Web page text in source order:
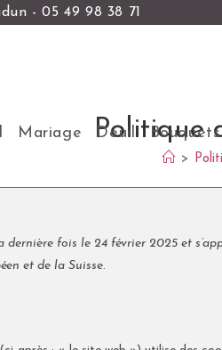
- 05 49 98 38 71
Mariage Deuil
Politique
>
fois le 24 février 2025 et
et de la Suisse.